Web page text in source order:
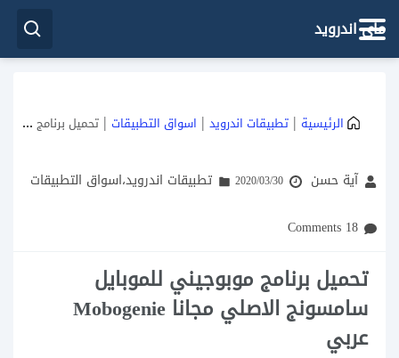
ماي اندرويد
الرئيسية | تطبيقات اندرويد | اسواق التطبيقات | تحميل برنامج موبوجيني للموبايل سامسونج الاصلي مجانا Mobogenie عربي
آية حسن 2020/03/30 تطبيقات اندرويد،اسواق التطبيقات
18 Comments
تحميل برنامج موبوجيني للموبايل
سامسونج الاصلي مجانا Mobogenie
عربي